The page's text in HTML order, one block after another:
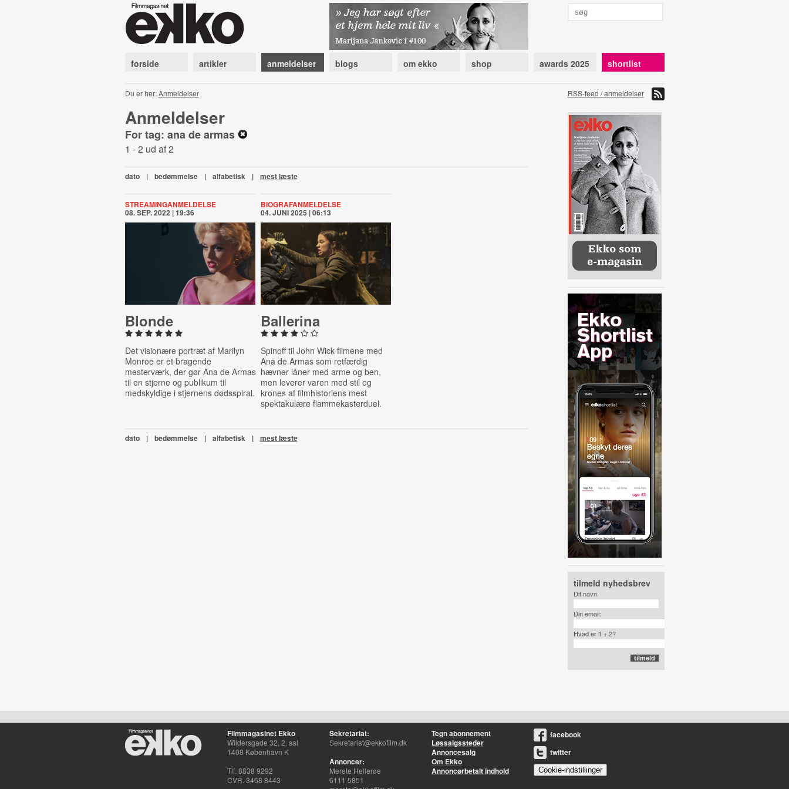
forside artikler anmeldelser blogs om ekko shop awards 2025 shortlist
Du er her:Anmeldelser RSS-feed / anmeldelser
Anmeldelser
For tag: ana de armas
1 - 2 ud af 2
dato | bedømmelse | alfabetisk | mest læste
STREAMINGANMELDELSE
08. SEP. 2022 | 19:36
Blonde
Det visionære portræt af Marilyn
Monroe er et bragende
mesterværk, der gør Ana de Armas
til en stjerne og publikum til
medskyldige i stjernens dødsspiral.
BIOGRAFANMELDELSE
04. JUNI 2025 | 06:13
Ballerina
Spinoff til John Wick-filmene med
Ana de Armas som retfærdig
hævner låner med arme og ben,
men leverer varen med stil og
krones af filmhistoriens mest
spektakulære flammekasterduel.
dato | bedømmelse | alfabetisk | mest læste
tilmeld nyhedsbrev
Dit navn:
Din email:
Hvad er 1 + 2?
Filmmagasinet Ekko
Wildersgade 32, 2. sal
1408 København K
Tlf. 8838 9292
CVR. 3468 8443
Sekretariat:
Sekretariat@ekkofilm.dk
Annoncer:
Merete Hellerøe
6111 5851
Tegn abonnement
Løssalgssteder
Annoncesalg
Om Ekko
Annoncørbetalt indhold
facebook
twitter
Cookie-indstillinger